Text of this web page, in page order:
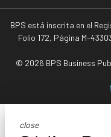
BPS está inscrita en el
Folio 172, Página M-
© 2026 BPS Business
close